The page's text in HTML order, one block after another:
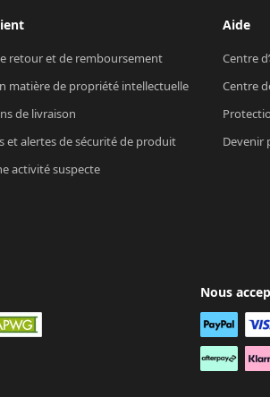
retour et de remboursement
matière de propriété intellectuelle
de livraison
et alertes de sécurité de produit
activité suspecte
Aide
Centre
Centre
Devenir
Nous